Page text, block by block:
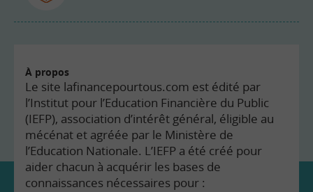
À propos
Le site lafinancepourtous.com est édité par
l’Institut pour l’Education Financière du Public
(IEFP), association d’intérêt général, éligible au
mécénat et agréée par le Ministère de
l’Education Nationale. L’IEFP a été créé pour
aider chacun à acquérir les bases de
connaissances nécessaires pour :